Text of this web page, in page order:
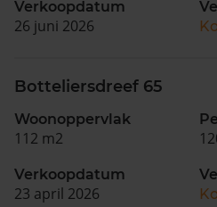
Verkoopdatum
26 juni 2026
Botteliersdreef 65
Woonoppervlak
112 m2
Verkoopdatum
23 april 2026